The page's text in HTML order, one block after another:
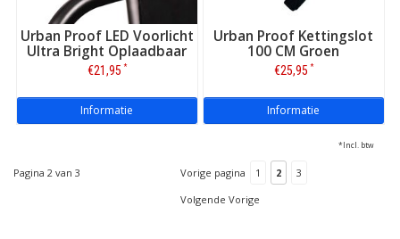
Urban Proof LED Voorlicht
Ultra Bright Oplaadbaar
€21,95 *
Informatie
Urban Proof Kettingslot
100 CM Groen
€25,95 *
Informatie
*Incl. btw
Pagina 2 van 3 Vorige pagina 1 2
3
Volgende Vorige